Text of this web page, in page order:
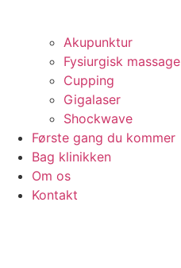
Akupunktur
Fysiurgisk massage
Cupping
Gigalaser
Shockwave
Første gang du kommer
Bag klinikken
Om os
Kontakt